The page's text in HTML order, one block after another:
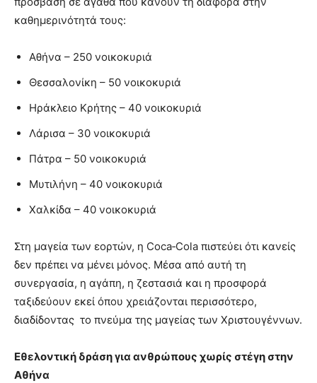
καθημερινότητά τους:
Αθήνα – 250 νοικοκυριά
Θεσσαλονίκη – 50 νοικοκυριά
Ηράκλειο Κρήτης – 40 νοικοκυριά
Λάρισα – 30 νοικοκυριά
Πάτρα – 50 νοικοκυριά
Μυτιλήνη – 40 νοικοκυριά
Χαλκίδα – 40 νοικοκυριά
Στη μαγεία των εορτών, η Coca‑Cola πιστεύει ότι κανείς
δεν πρέπει να μένει μόνος. Μέσα από αυτή τη
συνεργασία, η αγάπη, η ζεστασιά και η προσφορά
ταξιδεύουν εκεί όπου χρειάζονται περισσότερο,
διαδίδοντας το πνεύμα της μαγείας των Χριστουγέννων.
Εθελοντική δράση για ανθρώπους χωρίς στέγη στην
Αθήνα